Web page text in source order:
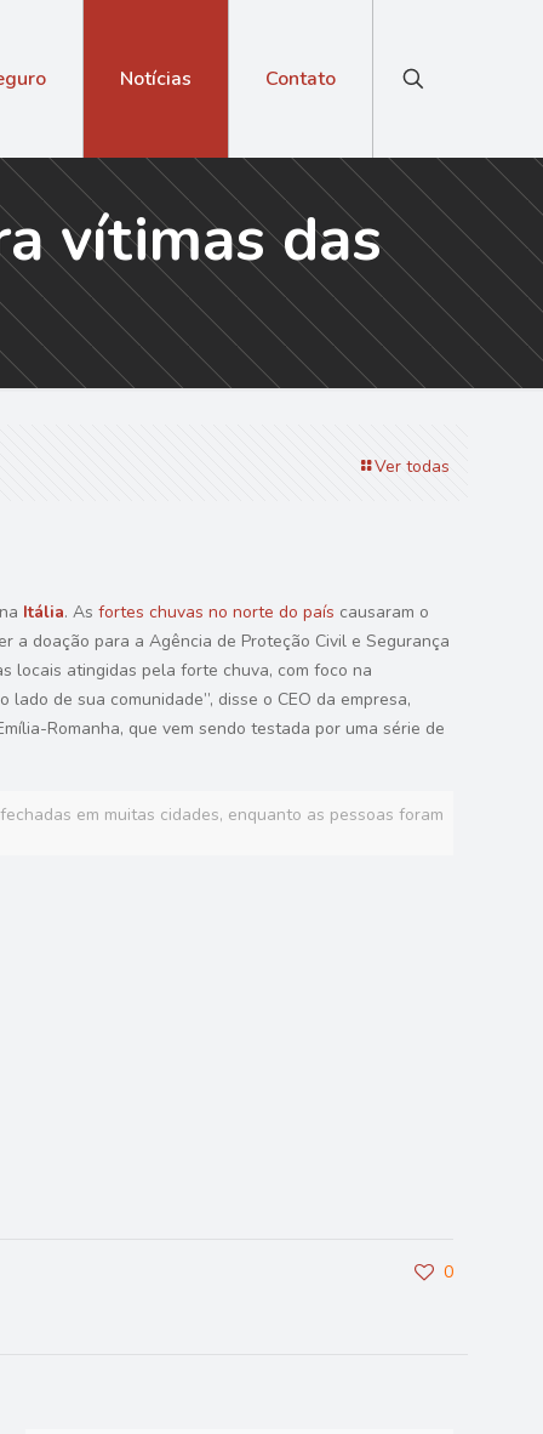
Notícias Contato
vítimas das
Ver todas
Itália. Asfortes chuvas no norte do país causaram o
a doação para a Agência de Proteção Civil e Segurança
locais atingidas pela forte chuva, com foco na
de sua comunidade”, disse o CEO da empresa,
Romanha, que vem sendo testada por uma série de
em muitas cidades, enquanto as pessoas foram
0